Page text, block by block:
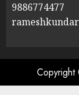
9886774477